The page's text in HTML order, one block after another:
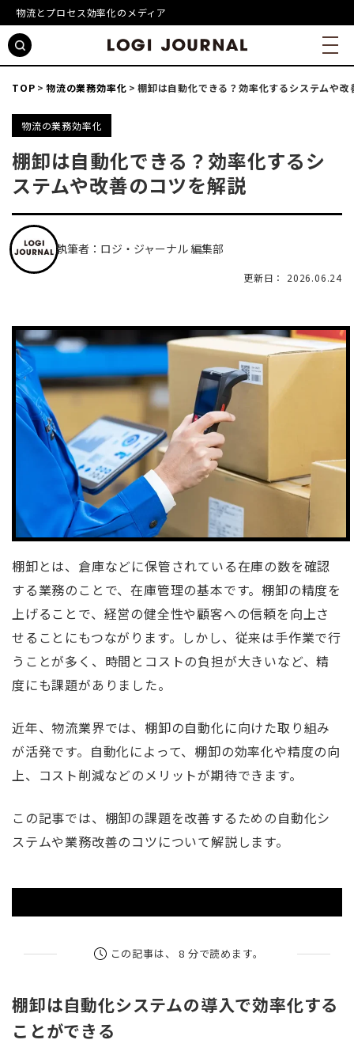
物流とプロセス効率化のメディア
TOP 物流の業務効率化 棚卸は自動化できる？効率化するシステムや改
物流の業務効率化
棚卸は自動化できる？効率化するシ
ステムや改善のコツを解説
執筆者：ロジ・ジャーナル 編集部
更新日： 2026.06.24
棚卸とは、倉庫などに保管されている在庫の数を確認
する業務のことで、在庫管理の基本です。棚卸の精度を
上げることで、経営の健全性や顧客への信頼を向上さ
せることにもつながります。しかし、従来は手作業で行
うことが多く、時間とコストの負担が大きいなど、精
度にも課題がありました。
近年、物流業界では、棚卸の自動化に向けた取り組み
が活発です。自動化によって、棚卸の効率化や精度の向
上、コスト削減などのメリットが期待できます。
この記事では、棚卸の課題を改善するための自動化シ
ステムや業務改善のコツについて解説します。
この記事は、 8 分で読めます。
棚卸は自動化システムの導入で効率化する
ことができる